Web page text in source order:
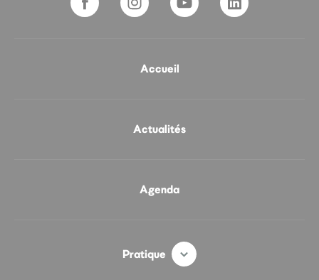
Accueil
Actualités
Agenda
Pratique